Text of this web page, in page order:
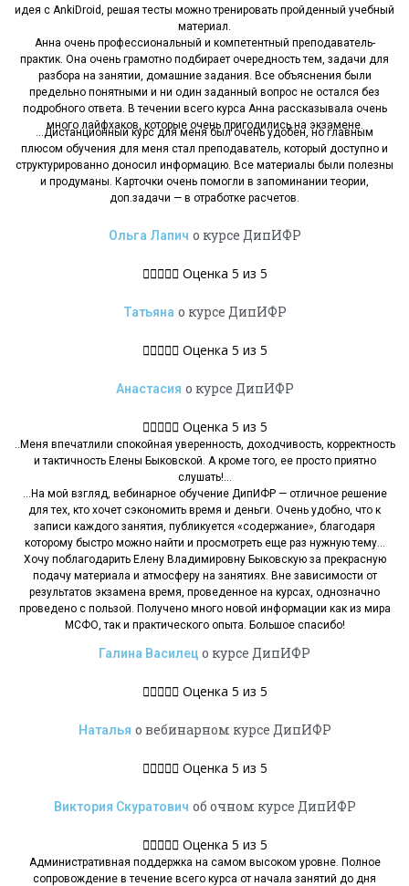
идея с AnkiDroid, решая тесты можно тренировать пройденный учебный
материал.
Анна очень профессиональный и компетентный преподаватель-
практик. Она очень грамотно подбирает очередность тем, задачи для
разбора на занятии, домашние задания. Все объяснения были
предельно понятными и ни один заданный вопрос не остался без
подробного ответа. В течении всего курса Анна рассказывала очень
много лайфхаков, которые очень пригодились на экзамене.
…Дистанционный курс для меня был очень удобен, но главным
плюсом обучения для меня стал преподаватель, который доступно и
структурированно доносил информацию. Все материалы были полезны
и продуманы. Карточки очень помогли в запоминании теории,
доп.задачи — в отработке расчетов.
Ольга Лапич о курсе ДипИФР
 Оценка 5 из 5
Татьяна о курсе ДипИФР
 Оценка 5 из 5
Анастасия о курсе ДипИФР
 Оценка 5 из 5
..Меня впечатлили спокойная уверенность, доходчивость, корректность
и тактичность Елены Быковской. А кроме того, ее просто приятно
слушать!…
…На мой взгляд, вебинарное обучение ДипИФР — отличное решение
для тех, кто хочет сэкономить время и деньги. Очень удобно, что к
записи каждого занятия, публикуется «содержание», благодаря
которому быстро можно найти и просмотреть еще раз нужную тему…
Хочу поблагодарить Елену Владимировну Быковскую за прекрасную
подачу материала и атмосферу на занятиях. Вне зависимости от
результатов экзамена время, проведенное на курсах, однозначно
проведено с пользой. Получено много новой информации как из мира
МСФО, так и практического опыта. Большое спасибо!
Галина Василец о курсе ДипИФР
 Оценка 5 из 5
Наталья о вебинарном курсе ДипИФР
 Оценка 5 из 5
Виктория Скуратович об очном курсе ДипИФР
 Оценка 5 из 5
Административная поддержка на самом высоком уровне. Полное
сопровождение в течение всего курса от начала занятий до дня